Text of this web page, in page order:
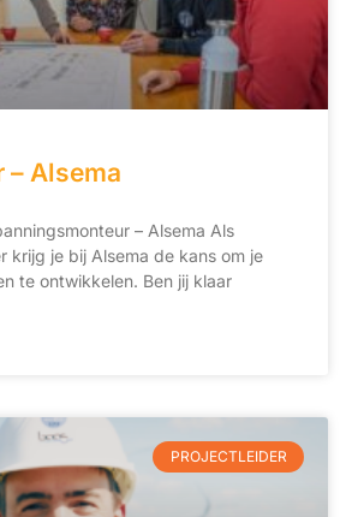
– Alsema
– Alsema Als
krijg je bij Alsema de kans om je
te ontwikkelen. Ben jij klaar
PROJECTLEIDER